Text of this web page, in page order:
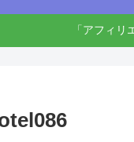
「アフィ